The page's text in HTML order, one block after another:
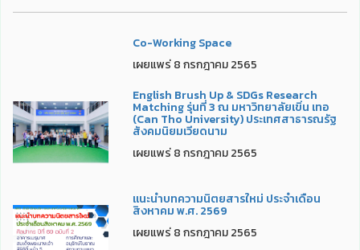
Co-Working Space
เผยแพร่ 8 กรกฎาคม 2565
English Brush Up & SDGs Research
Matching รุ่นที่ 3 ณ มหาวิทยาลัยเขิ่น เทอ
(Can Tho University) ประเทศสาธารณรัฐ
สังคมนิยมเวียดนาม
เผยแพร่ 8 กรกฎาคม 2565
แนะนำบทความนิตยสารใหม่ ประจำเดือน
สิงหาคม พ.ศ. 2569
เผยแพร่ 8 กรกฎาคม 2565